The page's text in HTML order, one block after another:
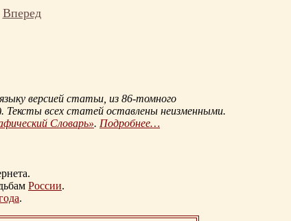
Вперед
версией статьи, из 86-томного
Тексты всех статей оставлены неизменными.
Словарь». Подробнее…
России.
.